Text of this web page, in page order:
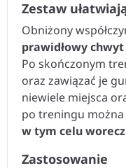
Zestaw
Obniżony
prawidłowy
Po skończonym
oraz zawiązać je
niewiele miejsca
po treningu można
w tym celu
Zastosowanie